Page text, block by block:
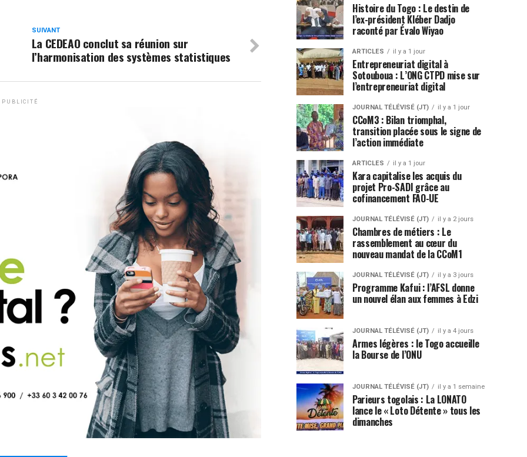
SUIVANT
La CEDEAO conclut sa réunion sur
l’harmonisation des systèmes statistiques
PUBLICITÉ
Histoire du Togo : Le destin de
l’ex-président Kléber Dadjo
raconté par Évalo Wiyao
ARTICLES il y a 1 jour
Entrepreneuriat digital à
Sotouboua : L’ONG CTPD mise sur
l’entrepreneuriat digital
JOURNAL TÉLÉVISÉ (JT) il y a 1 jour
CCoM3 : Bilan triomphal,
transition placée sous le signe de
l’action immédiate
ARTICLES il y a 1 jour
Kara capitalise les acquis du
projet Pro-SADI grâce au
cofinancement FAO-UE
JOURNAL TÉLÉVISÉ (JT) il y a 2 jours
Chambres de métiers : Le
rassemblement au cœur du
nouveau mandat de la CCoM1
JOURNAL TÉLÉVISÉ (JT) il y a 3 jours
Programme Kafui : l’AFSL donne
un nouvel élan aux femmes à Edzi
JOURNAL TÉLÉVISÉ (JT) il y a 4 jours
Armes légères : le Togo accueille
la Bourse de l’ONU
JOURNAL TÉLÉVISÉ (JT) il y a 1 semaine
Parieurs togolais : La LONATO
lance le « Loto Détente » tous les
dimanches